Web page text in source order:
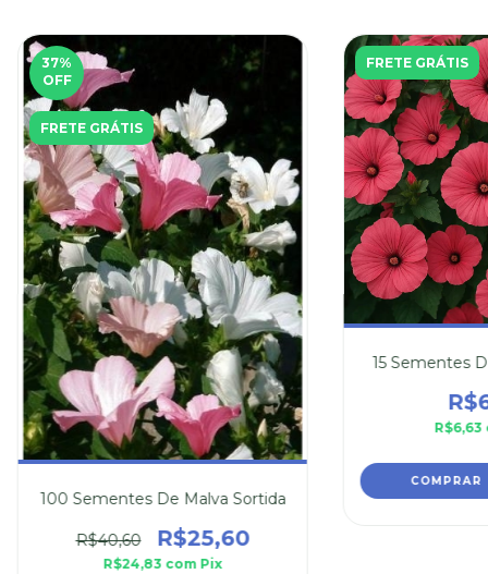
37%
OFF
FRETE GRÁTIS
100 Sementes De Malva Sortida
R$40,60 R$25,60
R$24,83 com Pix
FRETE GRÁTIS
15 Sementes
R$6,63